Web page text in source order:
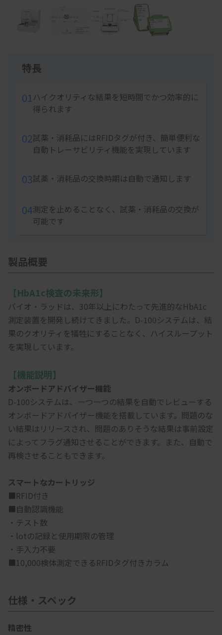
特長
01ハイクオリティな結果を短時間でかつ効率的に
得られます
02試薬・消耗品にはRFIDタグが付き、簡単便利な
自動トレーサビリティ機能を実現しています
03試薬・消耗品の交換時期は自動で通知します
04測定を止めることなく、試薬・消耗品の交換が
可能です
製品概要
【HbA1c検査の未来形】
バイオ・ラッドは、30年以上にわたって先進的なHbA1c
測定装置を開発し続けてきました。D-100システムは、結
果のクオリティを犠牲にすることなく、ハイスループット
を実現しています。
【機能説明】
オンボードアドバイザー機能
D-100システムは、一つ一つの結果を自動でレビューする
オンボードアドバイザー機能を搭載しています。問題のな
い結果はリリースされ、問題のありそうな結果は事前設定
によってフラグ通知させることができます。また、自動で
再検させることもできます。
スマートなカートリッジ
■RFID付き
■自動認識機能
・テスト数
・lotの記録と使用期限の管理
・手入力不要
■10,000検体測定できるRFIDタグ付きカラム
仕様・スペック
精密性